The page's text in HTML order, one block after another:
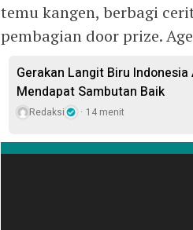
temu kangen, berbagi
pembagian door prize.
Gerakan Langit Biru
Mendapat Sambutan Baik
Redaksi 14 menit